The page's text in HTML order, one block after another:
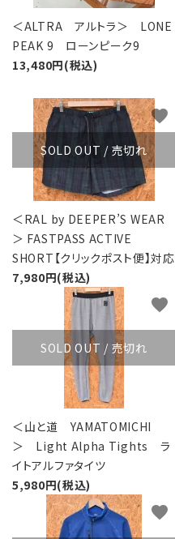
＜ALTRA アルトラ＞ LONE
PEAK 9 ローンピーク9
13,480円(税込)
SOLD OUT / 売切れ
＜RAL by DEEPER’S WEAR
＞ FASTPASS ACTIVE
SHORT【クリックポスト便】対応
7,980円(税込)
favorite
SOLD OUT / 売切れ
＜山と道 YAMATOMICHI
＞ Light Alpha Tights ラ
イトアルファタイツ
5,980円(税込)
favorite
favorite